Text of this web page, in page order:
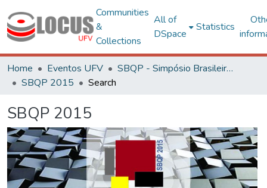
Communities
&
Collections
All of
DSpace
Statistics
Home Eventos UFV
SBQP - Simpósio Brasileiro de Qualidade do Projeto no Ambiente Construído
SBQP 2015
Search
SBQP 2015